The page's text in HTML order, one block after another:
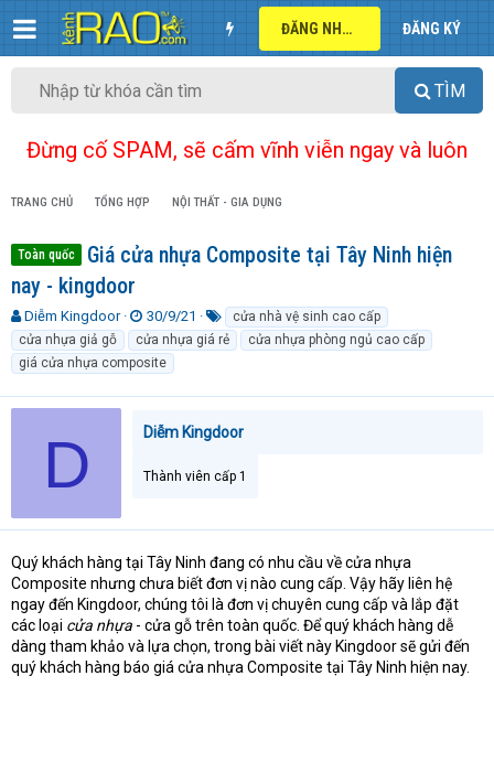
ĐĂNG NHẬP ĐĂNG KÝ
TÌM
Đừng cố SPAM, sẽ cấm vĩnh viễn ngay và luôn
TRANG CHỦ TỔNG HỢP NỘI THẤT - GIA DỤNG
Toàn quốc
Giá cửa nhựa Composite tại Tây Ninh hiện
nay - kingdoor
T
h
r
e
a
e
Diễm Kingdoor
N
g
à
y
g
i
30/9/21
ừ
k
ó
cửa nhà vệ sinh cao cấp
cửa nhựa giả gỗ
cửa nhựa giá rẻ
cửa nhựa phòng ngủ cao cấp
giá cửa nhựa composite
D Diễm Kingdoor
Thành viên cấp 1
Quý khách hàng tại Tây Ninh đang có nhu cầu về cửa nhựa
Composite nhưng chưa biết đơn vị nào cung cấp. Vậy hãy liên hệ
ngay đến Kingdoor, chúng tôi là đơn vị chuyên cung cấp và lắp đặt
các loại cửa nhựa - cửa gỗ trên toàn quốc. Để quý khách hàng dễ
dàng tham khảo và lựa chọn, trong bài viết này Kingdoor sẽ gửi đến
quý khách hàng báo giá cửa nhựa Composite tại Tây Ninh hiện nay.